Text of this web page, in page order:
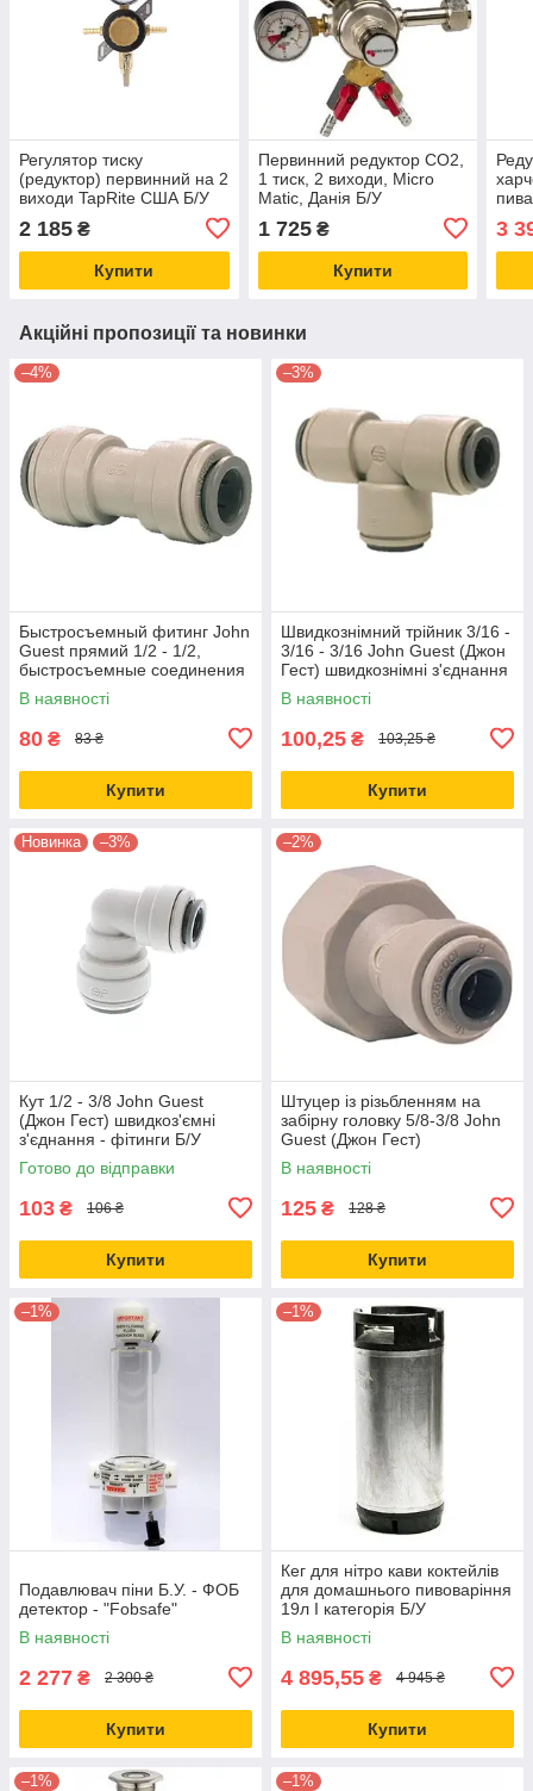
Регулятор тиску
(редуктор) первинний на 2
виходи TapRite США Б/У
2 185 ₴
Купити
Первинний редуктор СО2,
1 тиск, 2 виходи, Micro
Matic, Данія Б/У
1 725₴
Купити
3
Акційні пропозиції та новинки
–4%
Быстросъемный фитинг John
Guest прямий 1/2 - 1/2,
быстросъемные соединения
- фитинги Джон Гест Б/У
В наявності
80 ₴ 83 ₴
Купити
–3%
Швидкознімний трійник 3/16 -
3/16 - 3/16 John Guest (Джон
Гест) швидкознімні з'єднання
- фітинги Б/У
В наявності
100,25 ₴ 103,25 ₴
Купити
Новинка –3%
Кут 1/2 - 3/8 John Guest
(Джон Гест) швидкоз'ємні
з'єднання - фітинги Б/У
Готово до відправки
103 ₴ 106 ₴
Купити
–2%
Штуцер із різьбленням на
забірну головку 5/8-3/8 John
Guest (Джон Гест)
швидкознімні з'єднання Б/У
В наявності
125 ₴ 128 ₴
Купити
–1%
Подавлювач піни Б.У. - ФОБ
детектор - "Fobsafe"
В наявності
2 277 ₴ 2 300 ₴
Купити
–1%
Кег для нітро кави коктейлів
для домашнього пивоваріння
19л I категорія Б/У
В наявності
4 895,55 ₴ 4 945 ₴
Купити
–1% –1%